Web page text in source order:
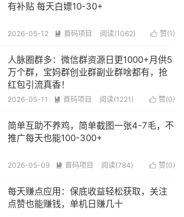
有补贴 每天白嫖10-30+
 赞(1 )
2026-05-12  首码项目 阅读(1062)
人脉圈群多：微信群资源日更1000+月供5
万个群，宝妈群创业群副业群啥都有，抢
红包引流真香！
 赞(0)
2026-05-11  首码项目 阅读(1221)
简单互助不养鸡，简单截图一张4-7毛，不
推广每天也能100-300+
 赞(0)
2026-05-09  首码项目 阅读(784)
每天赚点应用：保底收益轻松获取，关注
点赞也能赚钱，单机日赚几十